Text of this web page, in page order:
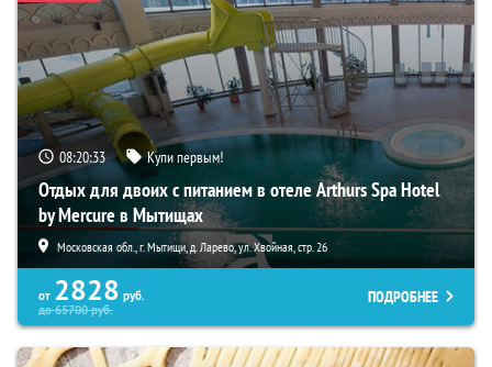
08:20:32 Купи первым!
Отдых для двоих с питанием в отеле Arthurs Spa Hotel
by Mercure в Мытищах
Московская обл., г. Мытищи, д. Ларево, ул. Хвойная, стр. 26
от 2828 руб.
до65700руб.
ПОДРОБНЕЕ